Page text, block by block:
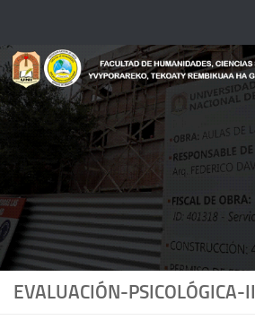
EVALUACIÓN-PSICOLÓGICA-II